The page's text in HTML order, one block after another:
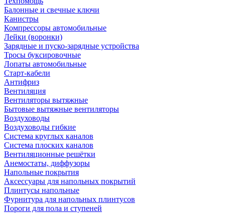
Балонные и свечные ключи
Канистры
Компрессоры автомобильные
Лейки (воронки)
Зарядные и пуско-зарядные устройства
Тросы буксировочные
Лопаты автомобильные
Старт-кабели
Антифриз
Вентиляция
Вентиляторы вытяжные
Бытовые вытяжные вентиляторы
Воздуховоды
Воздуховоды гибкие
Система круглых каналов
Система плоских каналов
Вентиляционные решётки
Анемостаты, диффузоры
Напольные покрытия
Аксессуары для напольных покрытий
Плинтусы напольные
Фурнитура для напольных плинтусов
Пороги для пола и ступеней